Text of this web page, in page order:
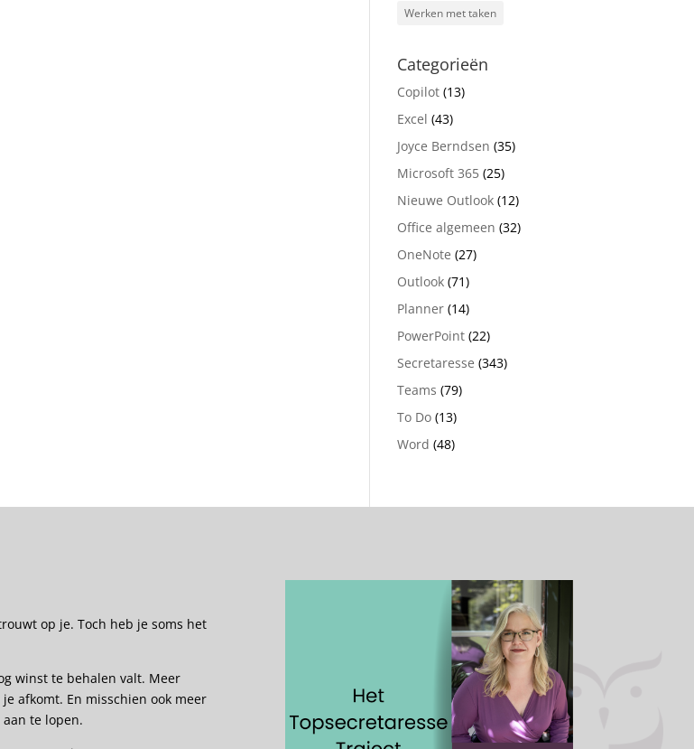
Werken met taken
Categorieën
Copilot (13)
Excel (43)
Joyce Berndsen (35)
Microsoft 365 (25)
Nieuwe Outlook (12)
Office algemeen (32)
OneNote (27)
Outlook (71)
Planner (14)
PowerPoint (22)
Secretaresse (343)
Teams (79)
To Do (13)
Word (48)
op je. Toch heb je soms het
winst te behalen valt. Meer
afkomt. En misschien ook meer
te lopen.